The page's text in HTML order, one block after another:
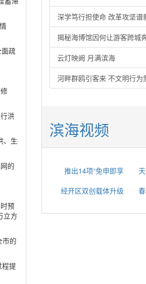
疏
洪
、生
的
预
立方
市的
程提
深学笃行担使命 改革攻坚谱
揭秘海博馆因何让游客跨城
云灯映阙 月满滨海
河畔群鸥引客来 不文明行为
滨海视频
推出14项“免申即享
经开区双创载体升级